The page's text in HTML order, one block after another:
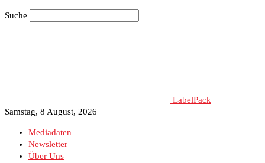
Suche
LabelPack
Samstag, 8 August, 2026
Mediadaten
Newsletter
Über Uns